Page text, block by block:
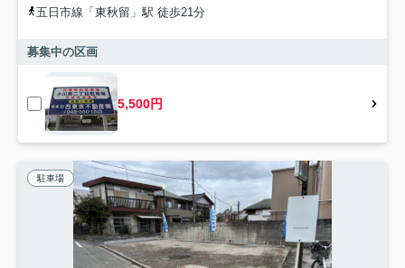
五日市線「東秋留」駅 徒歩21分
募集中の区画
5,500円
駐車場